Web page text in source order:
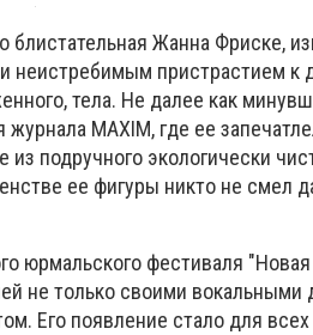
блистательная Жанна Фриске,
неистребимым пристрастием к
тела. Не далее как
MAXIM, где ее
подручного экологически
ее фигуры никто не смел
юрмальского фестиваля
не только своими вокальными
Его появление стало для